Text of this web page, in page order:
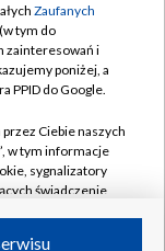
Zaufanych
tym do
zainteresowań i
poniżej, a
PPID do Google.
Ciebie naszych
w tym informacje
sygnalizatory
świadczenie